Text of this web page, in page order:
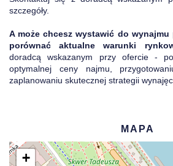
szczegóły.
A może chcesz wystawić do
porównać aktualne warunki
doradcą wskazanym przy ofercie -
optymalnej ceny najmu,
zaplanowaniu skutecznej strategii
MAPA
+